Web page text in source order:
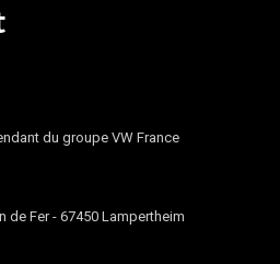
du groupe VW France
de Fer - 67450 Lampertheim